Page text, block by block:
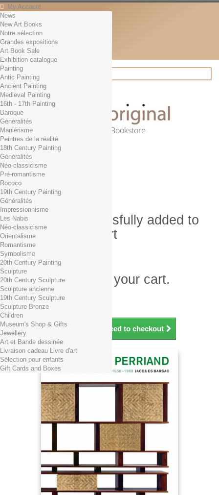
My Account
Contact
English
English
Français
News
Search
Online Art Bookstore
Cart (empty)
No products
Free shipping!
0,00 € Total
Check out
Product successfully added to
your shopping cart
Quantity
Total
There is 1 item in your cart.
Total products (tax incl.)
Total shipping TTC
Total (tax incl.)
Continue shopping Proceed to checkout
News
New Art Books
Notre sélection
Grandes expositions
Art Book Sale
Exhibition catalogue
Painting
Antic Painting
Ancient Painting
Medieval Painting
16th - 17th Painting
Baroque
Généralités
Maniérisme
Peintres de la réalité
18th Century Painting
Généralités
Néo-classicisme
Pré-romantisme
Rococo
19th Century Painting
Généralités
Impressionnisme
Les Nabis
Néo-classicisme
Orientalisme
Romantisme
Symbolisme
20th Century Painting
Sculpture
20th Century Sculpture
Sculpture ancienne
19th Century Sculpture
Sculpture Bronze
Children
Museum's Shop & Gifts
Jewellery
Art et Bande dessinée
Livraison cadeau Livre d'art
Sélection pour enfants
Gift Cards and Boxes